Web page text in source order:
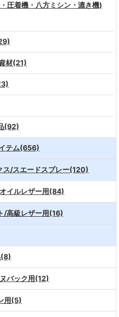
圧着機・八方ミシン・漉き機)
材(21)
(92)
テム(656)
ス/スエードスプレー(120)
イルレザー用(84)
/高級レザー用(16)
(8)
バック用(12)
用(5)